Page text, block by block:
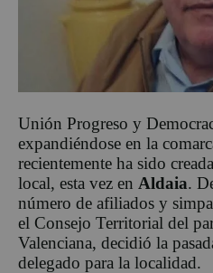
Unión Progreso y
expandiéndose en la
recientemente ha sido
local, esta vez en Aldaia.
número de afiliados y
el Consejo Territorial del
Valenciana, decidió la
delegado para la localidad.